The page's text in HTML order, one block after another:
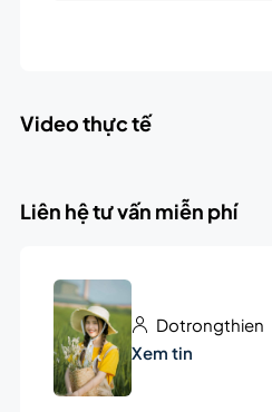
Video thực tế
Liên hệ tư vấn miễn phí
Dotrongthien
Xem tin